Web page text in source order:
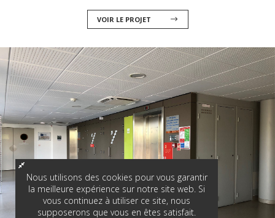
VOIR LE PROJET
Nous utilisons des cookies pour vous garantir
la meilleure expérience sur notre site web. Si
vous continuez à utiliser ce site, nous
supposerons que vous en êtes satisfait.